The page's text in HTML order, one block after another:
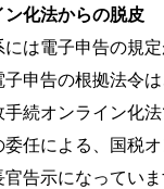
化法からの脱皮
は電子申告の規
申告の根拠法令
続オンライン化
任による、国税オ
官告示になってい